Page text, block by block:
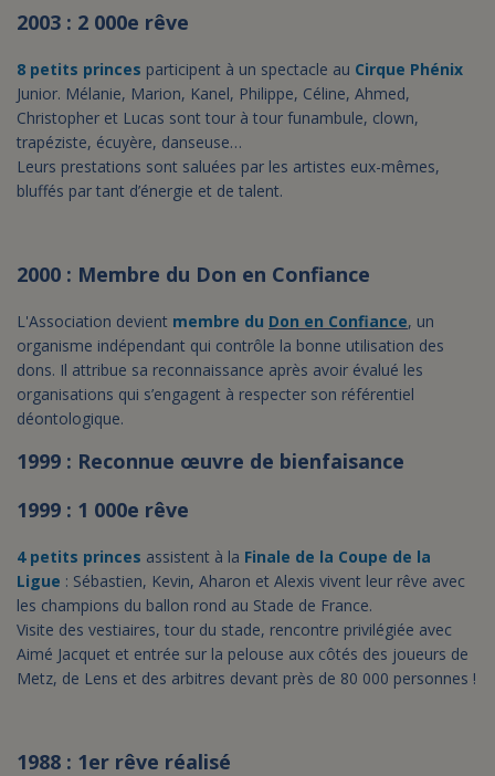
2003 : 2 000e rêve
8 petits princes participent à un spectacle au Cirque Phénix
Junior. Mélanie, Marion, Kanel, Philippe, Céline, Ahmed,
Christopher et Lucas sont tour à tour funambule, clown,
trapéziste, écuyère, danseuse…
Leurs prestations sont saluées par les artistes eux-mêmes,
bluffés par tant d’énergie et de talent.
2000 : Membre du Don en Confiance
L'Association devient membre du Don en Confiance, un
organisme indépendant qui contrôle la bonne utilisation des
dons. Il attribue sa reconnaissance après avoir évalué les
organisations qui s’engagent à respecter son référentiel
déontologique.
1999 : Reconnue œuvre de bienfaisance
1999 : 1 000e rêve
4 petits princes assistent à la Finale de la Coupe de la
Ligue : Sébastien, Kevin, Aharon et Alexis vivent leur rêve avec
les champions du ballon rond au Stade de France.
Visite des vestiaires, tour du stade, rencontre privilégiée avec
Aimé Jacquet et entrée sur la pelouse aux côtés des joueurs de
Metz, de Lens et des arbitres devant près de 80 000 personnes !
1988 : 1er rêve réalisé